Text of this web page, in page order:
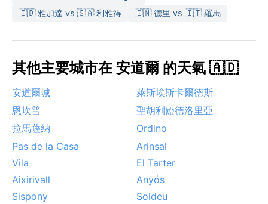
🇮🇩 雅加達 vs 🇸🇦 利雅得
🇮🇳 德里 vs 🇮🇹 羅馬
其他主要城市在 安道爾 的天氣 🇦🇩
安道爾城
萊斯埃斯卡爾德斯
恩坎普
聖胡利婭德洛里亞
拉馬薩納
Ordino
Pas de la Casa
Arinsal
Vila
El Tarter
Aixirivall
Anyós
Sispony
Soldeu